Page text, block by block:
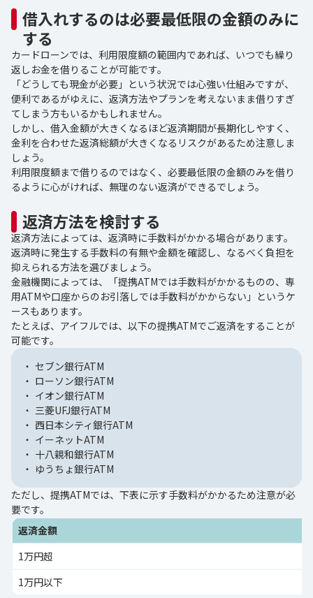
借入れするのは必要最低限の金額のみに
する
カードローンでは、利用限度額の範囲内であれば、いつでも繰り
返しお金を借りることが可能です。
「どうしても現金が必要」という状況では心強い仕組みですが、
便利であるがゆえに、返済方法やプランを考えないまま借りすぎ
てしまう方もいるかもしれません。
しかし、借入金額が大きくなるほど返済期間が長期化しやすく、
金利を合わせた返済総額が大きくなるリスクがあるため注意しま
しょう。
利用限度額まで借りるのではなく、必要最低限の金額のみを借り
るように心がければ、無理のない返済ができるでしょう。
返済方法を検討する
返済方法によっては、返済時に手数料がかかる場合があります。
返済時に発生する手数料の有無や金額を確認し、なるべく負担を
抑えられる方法を選びましょう。
金融機関によっては、「提携ATMでは手数料がかかるものの、専
用ATMや口座からのお引落しでは手数料がかからない」というケ
ースもあります。
たとえば、アイフルでは、以下の提携ATMでご返済をすることが
可能です。
セブン銀行ATM
ローソン銀行ATM
イオン銀行ATM
三菱UFJ銀行ATM
西日本シティ銀行ATM
イーネットATM
十八親和銀行ATM
ゆうちょ銀行ATM
ただし、提携ATMでは、下表に示す手数料がかかるため注意が必
要です。
返済金額
1万円超
1万円以下